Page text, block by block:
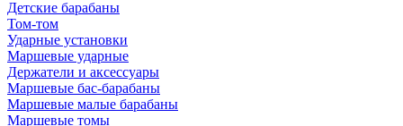
Детские барабаны
Том-том
Ударные установки
Маршевые ударные
Держатели и аксессуары
Маршевые бас-барабаны
Маршевые малые барабаны
Маршевые томы